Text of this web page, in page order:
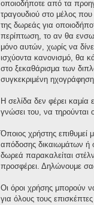
οποιοδήποτε από τα
τραγουδιού στο μέλος
της δωρεάς για
περίπτωση, το αν θα
μόνο αυτών, χωρίς να
ισχύοντα κανονισμό, θα
στο ξεκαθάρισμα των
συγκεκριμένη
Η σελίδα δεν φέρει
γνώσει του, να τηρούνται
Όποιος χρήστης επιθυμεί
απόδοσης δικαιωμάτων ή
δωρεά παρακαλείται
προσφέρει. Δηλώνουμε
Οι όροι χρήσης μπορούν
για όλους τους